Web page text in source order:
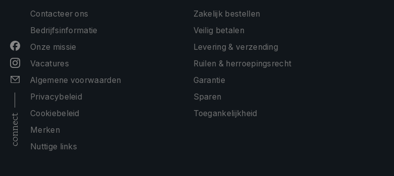
connect
Contacteer ons
Bedrijfsinformatie
Onze missie
Vacatures
Algemene voorwaarden
Privacybeleid
Cookiebeleid
Merken
Nuttige links
Zakelijk bestellen
Veilig betalen
Levering & verzending
Ruilen & herroepingsrecht
Garantie
Sparen
Toegankelijkheid